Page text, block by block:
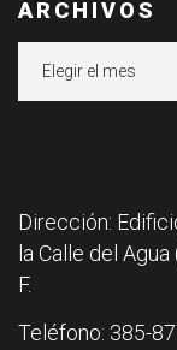
ARCHIVOS
Dirección:
la Calle del
F.
Teléfono: 385-